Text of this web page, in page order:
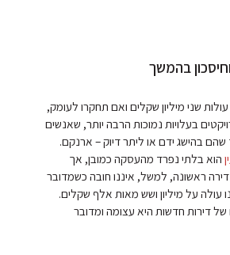
בהמשך
שני מיליון שקלים ואם תחקרו לעומק,
בעלויות נמוכות הרבה יותר, שאנשים
בהישג ידם או ליתר דיוק – ארנקם.
הוא בלתי נפרד מהעסקה כמובן, אך
ראשונה, למשל, איננו חובה כשמדובר
עולה על מיליון ושש מאות אלף שקלים.
דירות חדשות היא עצומה ומדובר